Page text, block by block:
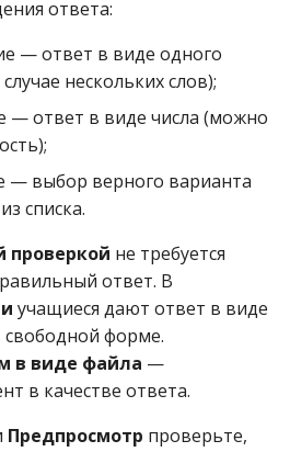
ответа:
— ответ в виде одного
нескольких слов);
— ответ в виде числа (можно
— выбор верного варианта
списка.
проверкой не требуется
ответ. В
учащиеся дают ответ в виде
свободной форме.
в виде файла —
в качестве ответа.
Предпросмотр проверьте,